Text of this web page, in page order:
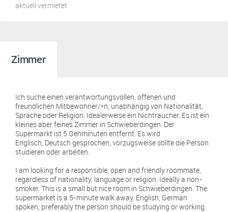
aktuell vermietet
Zimmer
Ich suche einen verantwortungsvollen, offenen und
freundlichen Mitbewohner/*n, unabhängig von Nationalität,
Sprache oder Religion. Idealerweise ein Nichtraucher. Es ist ein
kleines aber feines Zimmer in Schwieberdingen. Der
Supermarkt ist 5 Gehminuten entfernt. Es wird
Englisch, Deutsch gesprochen, vorzugsweise sollte die Person
studieren oder arbeiten.
I am looking for a responsible, open and friendly roommate,
regardless of nationality, language or religion. Ideally a non-
smoker. This is a small but nice room in Schwieberdingen. The
supermarket is a 5-minute walk away. English, German
spoken, preferably the person should be studying or working.